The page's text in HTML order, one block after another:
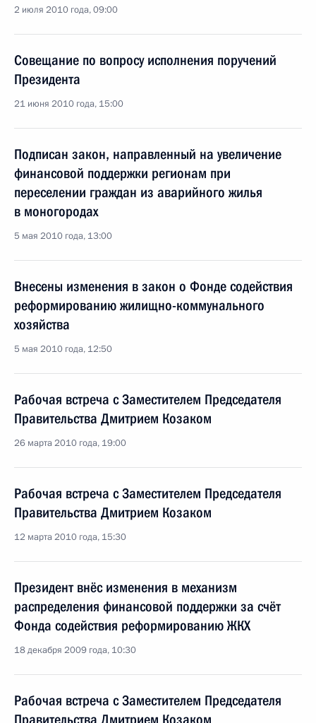
2 июля 2010 года, 09:00
Совещание по вопросу исполнения поручений
Президента
21 июня 2010 года, 15:00
Подписан закон, направленный на увеличение
финансовой поддержки регионам при
переселении граждан из аварийного жилья
в моногородах
5 мая 2010 года, 13:00
Внесены изменения в закон о Фонде содействия
реформированию жилищно-коммунального
хозяйства
5 мая 2010 года, 12:50
Рабочая встреча с Заместителем Председателя
Правительства Дмитрием Козаком
26 марта 2010 года, 19:00
Рабочая встреча с Заместителем Председателя
Правительства Дмитрием Козаком
12 марта 2010 года, 15:30
Президент внёс изменения в механизм
распределения финансовой поддержки за счёт
Фонда содействия реформированию ЖКХ
18 декабря 2009 года, 10:30
Рабочая встреча с Заместителем Председателя
Правительства Дмитрием Козаком